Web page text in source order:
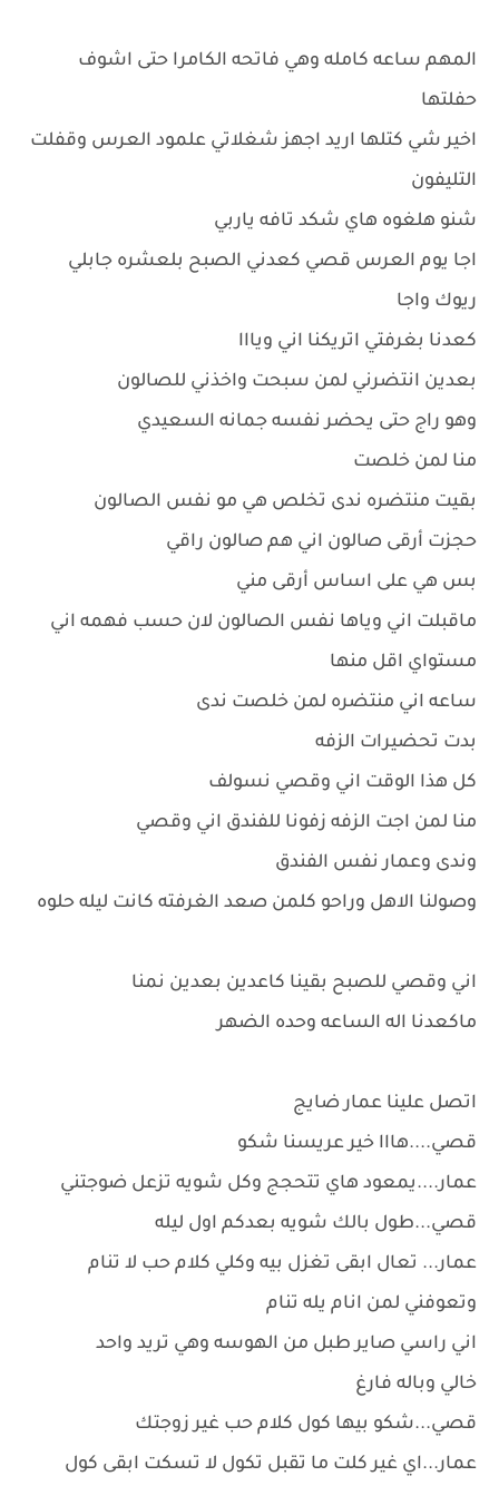
المهم ساعه كامله وهي فاتحه الكامرا حتى اشوف
حفلتها
اخير شي كتلها اريد اجهز شغلاتي علمود العرس وقفلت
التليفون
شنو هلغوه هاي شكد تافه ياربي
اجا يوم العرس قصي كعدني الصبح بلعشره جابلي
ريوك واجا
كعدنا بغرفتي اتريكنا اني ويااا
بعدين انتضرني لمن سبحت واخذني للصالون
وهو راج حتى يحضر نفسه جمانه السعيدي
منا لمن خلصت
بقيت منتضره ندى تخلص هي مو نفس الصالون
حجزت أرقى صالون اني هم صالون راقي
بس هي على اساس أرقى مني
ماقبلت اني وياها نفس الصالون لان حسب فهمه اني
مستواي اقل منها
ساعه اني منتضره لمن خلصت ندى
بدت تحضيرات الزفه
كل هذا الوقت اني وقصي نسولف
منا لمن اجت الزفه زفونا للفندق اني وقصي
وندى وعمار نفس الفندق
وصولنا الاهل وراحو كلمن صعد الغرفته كانت ليله حلوه
اني وقصي للصبح بقينا كاعدين بعدين نمنا
ماكعدنا اله الساعه وحده الضهر
اتصل علينا عمار ضايج
قصي....هااا خير عريسنا شكو
عمار....يمعود هاي تتحجج وكل شويه تزعل ضوجتني
قصي...طول بالك شويه بعدكم اول ليله
عمار... تعال ابقى تغزل بيه وكلي كلام حب لا تنام
وتعوفني لمن انام يله تنام
اني راسي صاير طبل من الهوسه وهي تريد واحد
خالي وباله فارغ
قصي...شكو بيها كول كلام حب غير زوجتك
عمار...اي غير كلت ما تقبل تكول لا تسكت ابقى كول